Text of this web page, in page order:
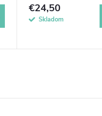
€24,50
Skladom